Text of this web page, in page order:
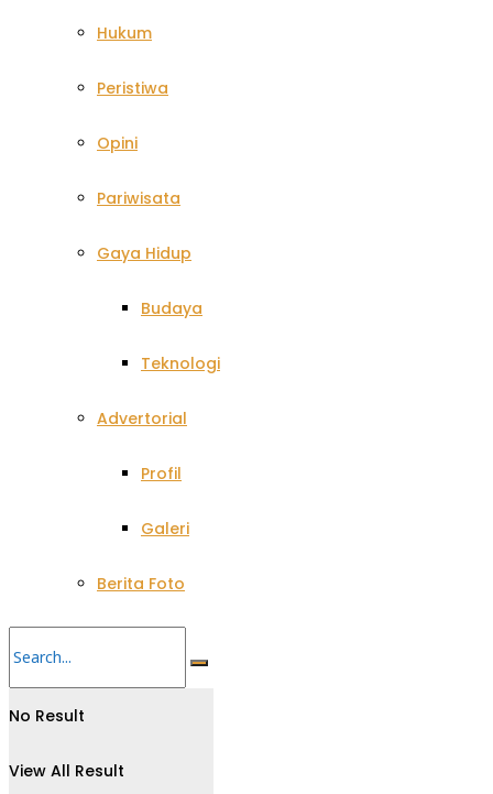
Hukum
Peristiwa
Opini
Pariwisata
Gaya Hidup
Budaya
Teknologi
Advertorial
Profil
Galeri
Berita Foto
No Result
View All Result